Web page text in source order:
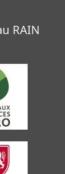
RAIN